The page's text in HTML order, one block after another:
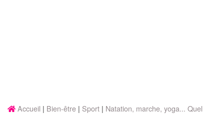
Accueil Bien-être Sport
Natation, marche, yoga... Quel